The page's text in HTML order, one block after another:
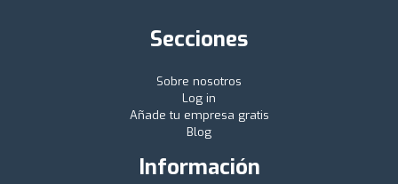
Secciones
Sobre nosotros
Log in
Añade tu empresa gratis
Blog
Información